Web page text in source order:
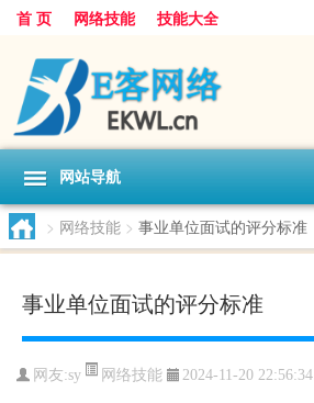
首 页 网络技能 技能大全
网站导航
> 网络技能 > 事业单位面试的评分标准
事业单位面试的评分标准
网友:sy 网络技能 2024-11-20 22:56:34